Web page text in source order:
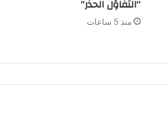
“التفاؤل الحذر”
منذ 5 ساعات